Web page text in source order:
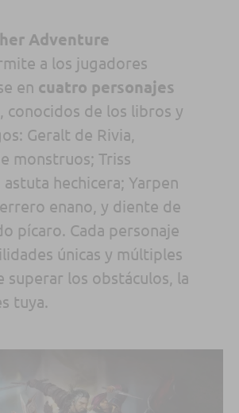
Adventure
a los jugadores
en cuatro personajes
, conocidos de los libros y
Geralt de Rivia,
monstruos; Triss
astuta hechicera; Yarpen
enano, y diente de
pícaro. Cada personaje
únicas y múltiples
superar los obstáculos, la
tuya.